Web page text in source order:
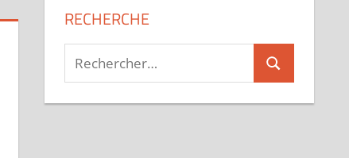
RECHERCHE
Recherche
pour :
Rechercher